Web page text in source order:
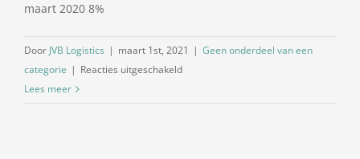
maart 2020 8%
Door JVB Logistics | maart 1st, 2021 | Geen onderdeel van een
categorie | Reacties uitgeschakeldvoor
Lees meer